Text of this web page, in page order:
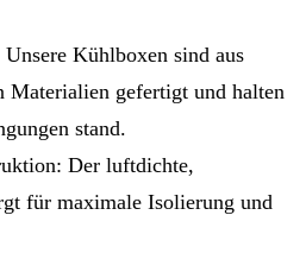
Kühlboxen sind aus
Materialien gefertigt und halten
stand.
Der luftdichte,
für maximale Isolierung und